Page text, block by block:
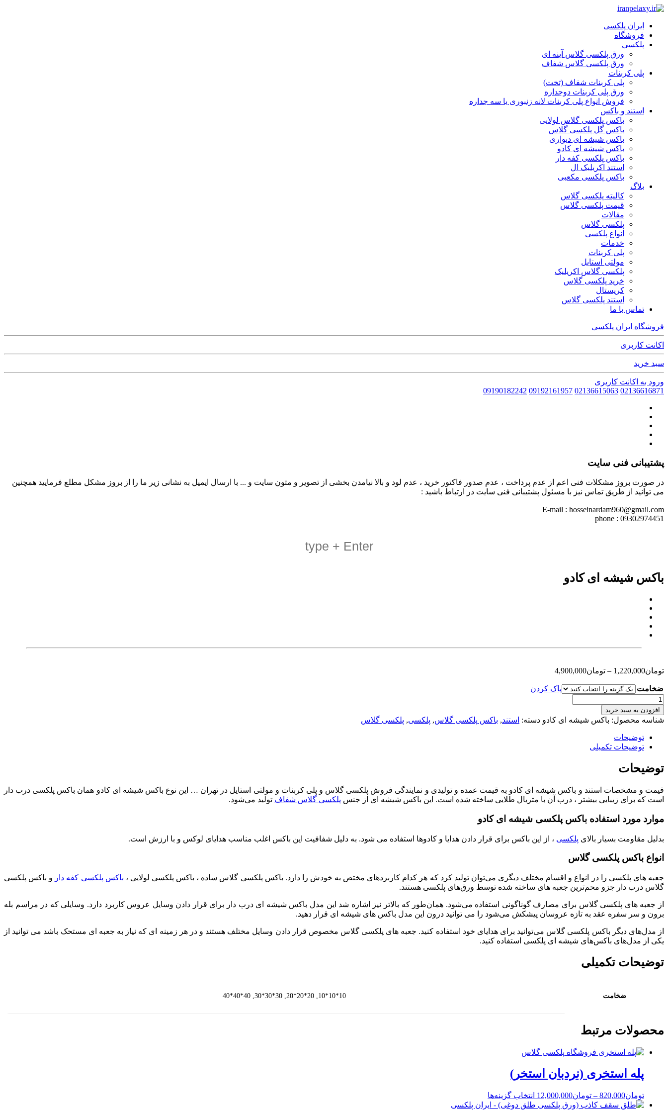
ایران پلکسی
فروشگاه
پلکسی
ورق پلکسی گلاس آینه ای
ورق پلکسی گلاس شفاف
پلی کربنات
پلی کربنات شفاف (تخت)
ورق پلی کربنات دوجداره
فروش انواع پلی کربنات لانه زنبوری یا سه جداره
استند و باکس
باکس پلکسی گلاس لولایی
باکس گل پلکسی گلاس
باکس شیشه ای دیواری
باکس شیشه ای کادو
باکس پلکسی کفه دار
استند اکریلیک ال
باکس پلکسی مکعبی
بلاگ
کالیته پلکسی گلاس
قیمت پلکسی گلاس
مقالات
پلکسی گلاس
انواع پلکسی
خدمات
پلی کربنات
مولتی استایل
پلکسی گلاس اکریلیک
خرید پلکسی گلاس
کریستال
استند پلکسی گلاس
تماس با ما
فروشگاه ایران پلکسی
اکانت کاربری
سبد خرید
ورود به اکانت کاربری
02136616871
02136615063
09192161957
09190182242
پشتیبانی فنی سایت
در صورت بروز مشکلات فنی اعم از عدم پرداخت ، عدم صدور فاکتور خرید ، عدم لود و بالا نیامدن بخشی از تصویر و متون سایت و ... با ارسال ایمیل به نشانی زیر ما را از بروز مشکل مطلع فرمایید همچنین
می توانید از طریق تماس نیز با مسئول پشتیبانی فنی سایت در ارتباط باشید :
E-mail : hosseinardam960@gmail.com
phone : 09302974451
باکس شیشه ای کادو
تومان1,220,000
– تومان4,900,000
ضخامت
پاک کردن
باکس
شیشه
ای
افزودن به سبد خرید
شناسه محصول: باکس شیشه ای کادو دسته: استند, باکس پلکسی گلاس, پلکسی, پلکسی گلاس
توضیحات
توضیحات تکمیلی
توضیحات
قیمت و مشخصات استند و باکس شیشه ای کادو به قیمت عمده و تولیدی و نمایندگی فروش پلکسی گلاس و پلی کربنات و مولتی استایل در تهران … این نوع باکس شیشه ای کادو همان باکس پلکسی درب دار
است که برای زیبایی بیشتر ، درب آن با متریال طلایی ساخته شده است. این باکس شیشه ای از جنس پلکسی گلاس شفاف تولید می‌شود.
موارد مورد استفاده باکس پلکسی شیشه ای کادو
بدلیل مقاومت بسیار بالای پلکسی ، از این باکس برای قرار دادن هدایا و کادوها استفاده می شود. به دلیل شفافیت این باکس اغلب مناسب هدایای لوکس و با ارزش است.
انواع باکس پلکسی گلاس
جعبه های پلکسی را در انواع و اقسام مختلف دیگری می‌توان تولید کرد که هر کدام کاربردهای مختص به خودش را دارد. باکس پلکسی گلاس ساده ، باکس پلکسی لولایی ، باکس پلکسی کفه دار و باکس پلکسی
گلاس درب دار جزو محم‌ترین جعبه های ساخته شده توسط ورق‌های پلکسی هستند.
از جعبه های پلکسی گلاس برای مصارف گوناگونی استفاده می‌شود. همان‌طور که بالاتر نیز اشاره شد این مدل باکس شیشه ای درب دار برای قرار دادن وسایل عروس کاربرد دارد. وسایلی که در مراسم بله
برون و سر سفره عقد به تازه عروسان پیشکش می‌شود را می توانید درون این مدل باکس های شیشه ای قرار دهید.
از مدل‌های دیگر باکس پلکسی گلاس می‌توانید برای هدایای خود استفاده کنید. جعبه های پلکسی گلاس مخصوص قرار دادن وسایل مختلف هستند و در هر زمینه ای که نیاز به جعبه ای مستحک باشد می توانید از
یکی از مدل‌های باکس‌های شیشه ای پلکسی استفاده کنید.
توضیحات تکمیلی
ضخامت 10*10*10, 20*20*20, 30*30*30, 40*40*40
محصولات مرتبط
پله استخری (نردبان استخر)
تومان820,000
– تومان12,000,000 انتخاب گزینه‌ها